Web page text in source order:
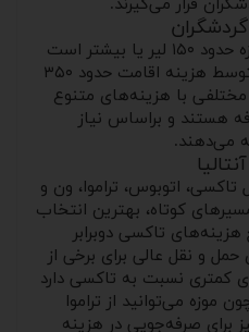
قرار می‌گیرند.
برای یک سفر ارزان، اقامت یک روزه حدود ۱۵۰ لیر یا بیشتر است
در حالی که یک سفر میان‌رده و متوسط هزینه اقامت حدود ۳۵۰
مختلفی با هزینه‌های متنوع
هستند و براساس نیاز
می‌دهند.
اتوبوس، تراموا، ون و
کوتاه، بهترین انتخاب
از نیمه شب تا ۶ صبح هزینه‌های تاکسی دوبرابر
و نقل عالی برای برخی از
نسبت به تاکسی دارد
موزه می‌توانید از تراموا
برای صرفه‌جویی در هزینه